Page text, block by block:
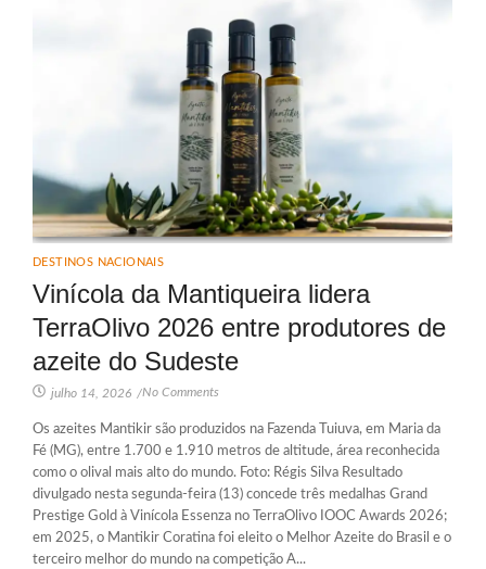
DESTINOS NACIONAIS
Vinícola da Mantiqueira lidera
TerraOlivo 2026 entre produtores de
azeite do Sudeste
julho 14, 2026 /No Comments
Os azeites Mantikir são produzidos na Fazenda Tuiuva, em Maria da
Fé (MG), entre 1.700 e 1.910 metros de altitude, área reconhecida
como o olival mais alto do mundo. Foto: Régis Silva Resultado
divulgado nesta segunda-feira (13) concede três medalhas Grand
Prestige Gold à Vinícola Essenza no TerraOlivo IOOC Awards 2026;
em 2025, o Mantikir Coratina foi eleito o Melhor Azeite do Brasil e o
terceiro melhor do mundo na competição A...